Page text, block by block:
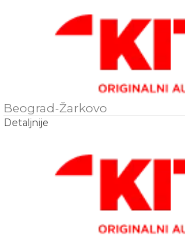
Beograd-Žarkovo
Detaljnije